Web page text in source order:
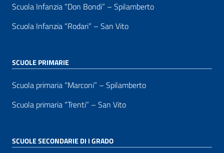
Scuola Infanzia “Don Bondi” – Spilamberto
Scuola Infanzia “Rodari” – San Vito
SCUOLE PRIMARIE
Scuola primaria “Marconi” – Spilamberto
Scuola primaria “Trenti” – San Vito
SCUOLE SECONDARIE DI I GRADO